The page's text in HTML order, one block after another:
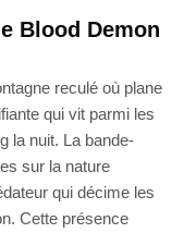
Blood Demon
reculé où plane
qui vit parmi les
la nuit. La bande-
sur la nature
qui décime les
Cette présence